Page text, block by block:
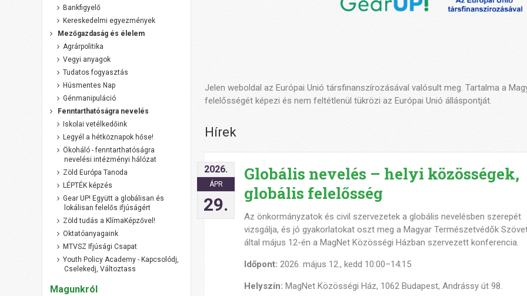
Jelen weboldal az Európai Unió társfinanszírozásával valósult meg. Tartalma a
felelősségét képezi és nem feltétlenül tükrözi az Európai Unió álláspontját.
Hírek
2026.
ÁPR
29.
Globális nevelés – helyi közösségek,
globális felelősség
Az önkormányzatok és civil szervezetek a globális nevelésben szerepét
vizsgálja, és jó gyakorlatokat oszt meg a Magyar Természetvédők
által május 12-én a MagNet Közösségi Házban szervezett konferencia.
Időpont: 2026. május 12., kedd 10:00–14:15
Helyszín: MagNet Közösségi Ház, 1062 Budapest, Andrássy út 98.
Bankfigyelő
Kereskedelmi egyezmények
Mezőgazdaság és élelem
Agrárpolitika
Vegyi anyagok
Tudatos fogyasztás
Húsmentes Nap
Génmanipuláció
Fenntarthatóságra nevelés
Iskolai vetélkedőink
Legyél a hétköznapok hőse!
Ökoháló - fenntarthatóságra
nevelési intézményi hálózat
Zöld Európa Tanoda
LÉPTÉK képzés
Gear UP! Együtt a globálisan és
lokálisan felelős ifjúságért
Zöld tudás a KlímaKépzővel!
Oktatóanyagaink
MTVSZ Ifjúsági Csapat
Youth Policy Academy - Kapcsolódj,
Cselekedj, Változtass
Magunkról